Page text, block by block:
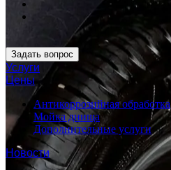
Задать вопрос
Услуги
Цены
Антикоррозийная обработка
Мойка днища
Дополнительные услуги
Новости